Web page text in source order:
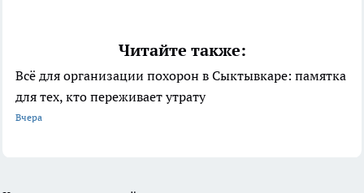
Читайте также:
Всё для организации похорон в Сыктывкаре: памятка
для тех, кто переживает утрату
Вчера